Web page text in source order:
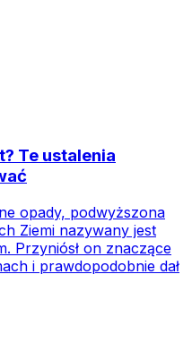
Te ustalenia
opady, podwyższona
Ziemi nazywany jest
Przyniósł on znaczące
i prawdopodobnie dał